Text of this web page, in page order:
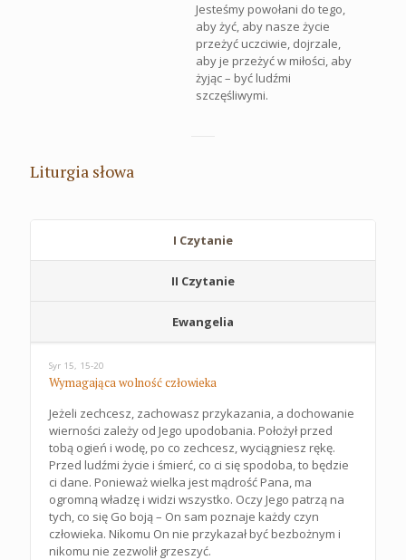
Jesteśmy powołani do tego,
aby żyć, aby nasze życie
przeżyć uczciwie, dojrzale,
aby je przeżyć w miłości, aby
żyjąc – być ludźmi
szczęśliwymi.
Liturgia słowa
I Czytanie
II Czytanie
Ewangelia
Syr 15, 15-20
Wymagająca wolność człowieka
Jeżeli zechcesz, zachowasz przykazania, a dochowanie
wierności zależy od Jego upodobania. Położył przed
tobą ogień i wodę, po co zechcesz, wyciągniesz rękę.
Przed ludźmi życie i śmierć, co ci się spodoba, to będzie
ci dane. Ponieważ wielka jest mądrość Pana, ma
ogromną władzę i widzi wszystko. Oczy Jego patrzą na
tych, co się Go boją – On sam poznaje każdy czyn
człowieka. Nikomu On nie przykazał być bezbożnym i
nikomu nie zezwolił grzeszyć.